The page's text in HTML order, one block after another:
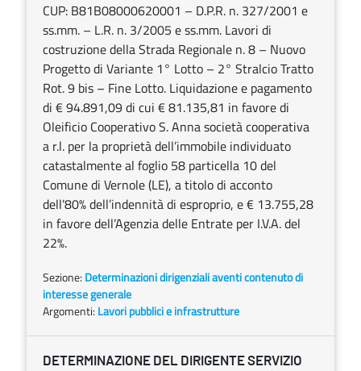
CUP: B81B08000620001 – D.P.R. n. 327/2001 e
ss.mm. – L.R. n. 3/2005 e ss.mm. Lavori di
costruzione della Strada Regionale n. 8 – Nuovo
Progetto di Variante 1° Lotto – 2° Stralcio Tratto
Rot. 9 bis – Fine Lotto. Liquidazione e pagamento
di € 94.891,09 di cui € 81.135,81 in favore di
Oleificio Cooperativo S. Anna società cooperativa
a r.l. per la proprietà dell’immobile individuato
catastalmente al foglio 58 particella 10 del
Comune di Vernole (LE), a titolo di acconto
dell’80% dell’indennità di esproprio, e € 13.755,28
in favore dell’Agenzia delle Entrate per I.V.A. del
22%.
Sezione: Determinazioni dirigenziali aventi contenuto di
interesse generale
Argomenti: Lavori pubblici e infrastrutture
DETERMINAZIONE DEL DIRIGENTE SERVIZIO